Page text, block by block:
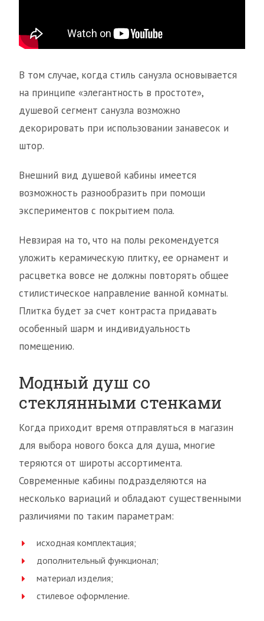
В том случае, когда стиль санузла основывается
на принципе «элегантность в простоте»,
душевой сегмент санузла возможно
декорировать при использовании занавесок и
штор.
Внешний вид душевой кабины имеется
возможность разнообразить при помощи
экспериментов с покрытием пола.
Невзирая на то, что на полы рекомендуется
уложить керамическую плитку, ее орнамент и
расцветка вовсе не должны повторять общее
стилистическое направление ванной комнаты.
Плитка будет за счет контраста придавать
особенный шарм и индивидуальность
помещению.
Модный душ со
стеклянными стенками
Когда приходит время отправляться в магазин
для выбора нового бокса для душа, многие
теряются от широты ассортимента.
Современные кабины подразделяются на
несколько вариаций и обладают существенными
различиями по таким параметрам:
исходная комплектация;
дополнительный функционал;
материал изделия;
стилевое оформление.